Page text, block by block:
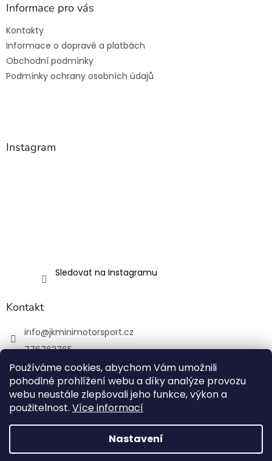
Používáme cookies, abychom Vám umožnili
pohodlné prohlížení webu a díky analýze provozu
webu neustále zlepšovali jeho funkce, výkon a
použitelnost. Více informací
Nastavení
Informace pro vás
Kontakty
Informace o dopravě a platbách
Obchodní podmínky
Podmínky ochrany osobních údajů
Instagram
Sledovat na Instagramu
Kontakt
info@jkminimotorsport.cz
776763765
JK MINI Motorsport
JKMiniMotorsport.cz
Vytvořil Shoptet